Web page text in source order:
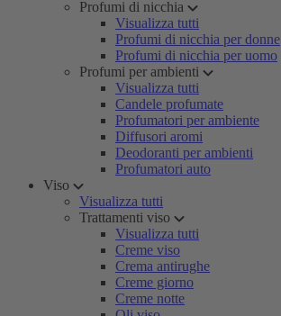
Profumi di nicchia
Visualizza tutti
Profumi di nicchia per donne
Profumi di nicchia per uomo
Profumi per ambienti
Visualizza tutti
Candele profumate
Profumatori per ambiente
Diffusori aromi
Deodoranti per ambienti
Profumatori auto
Viso
Visualizza tutti
Trattamenti viso
Visualizza tutti
Creme viso
Crema antirughe
Creme giorno
Creme notte